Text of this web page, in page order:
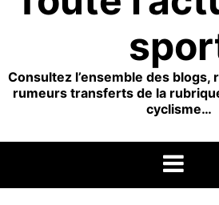
Consultez l’ensemble des
rumeurs transferts de la
cyclisme…